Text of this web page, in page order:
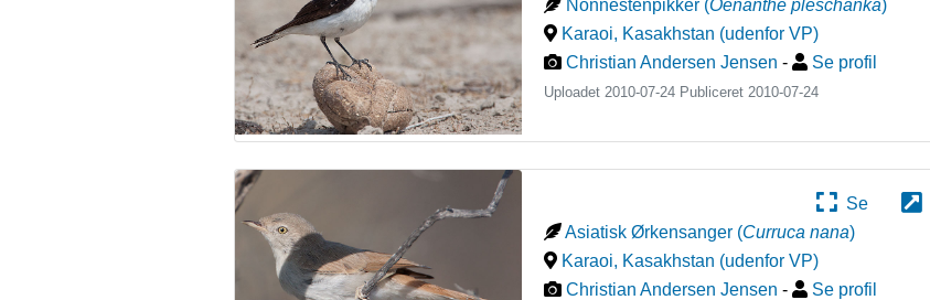
Nonnestenpikker (Oenanthe pleschanka)
Karaoi, Kasakhstan (udenfor VP)
Christian Andersen Jensen - Se profil
Uploadet 2010-07-24 Publiceret 2010-07-24
Se
Asiatisk Ørkensanger (Curruca nana)
Karaoi, Kasakhstan (udenfor VP)
Christian Andersen Jensen - Se profil